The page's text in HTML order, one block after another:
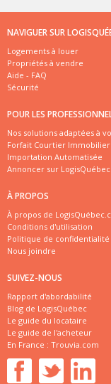
NAVIGUER SUR
Logements à louer
Propriétés à vendre
Aide - FAQ
Sécurité
POUR LES
Nos solutions adaptées à
Forfait Courtier Immobilier
Importation Automatisée
Annoncer sur
À PROPOS
À propos de
Conditions d'utilisation
Politique de confidentialité
Nous joindre
SUIVEZ-NOUS
Rapport d'abordabilité
Blog de LogisQuébec
Le guide du locataire
Le guide de l'acheteur
En France : Trouvia.com